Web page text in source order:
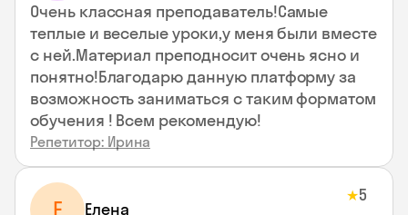
Очень классная преподаватель!Самые
теплые и веселые уроки,у меня были вместе
с ней.Материал преподносит очень ясно и
понятно!Благодарю данную платформу за
возможность заниматься с таким форматом
обучения ! Всем рекомендую!
Репетитор: Ирина
Е Елена
★5